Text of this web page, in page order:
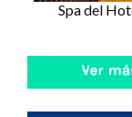
Spa del